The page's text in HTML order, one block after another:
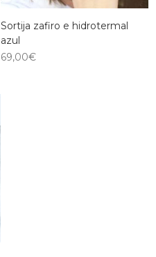
Sortija zafiro e hidrotermal
azul
69,00€